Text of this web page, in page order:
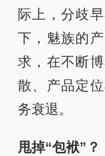
际上，分歧
下，魅族的
求，在不断
散、产品定
务衰退。
甩掉“包袱”？